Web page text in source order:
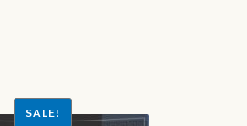
SALE!